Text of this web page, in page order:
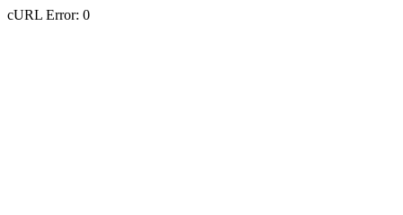
cURL Error: 0